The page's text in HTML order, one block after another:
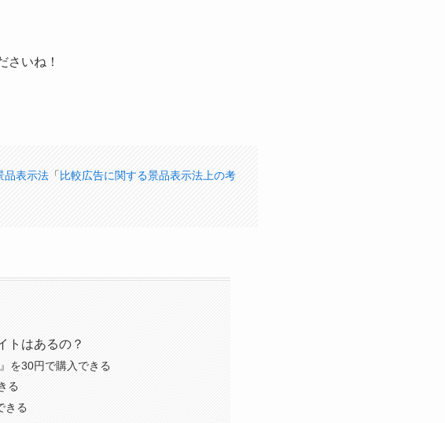
さいね！
品表示法 「 比較広告に関する景品表示法上の考
トはあるの？
を30円で購入できる
る
きる